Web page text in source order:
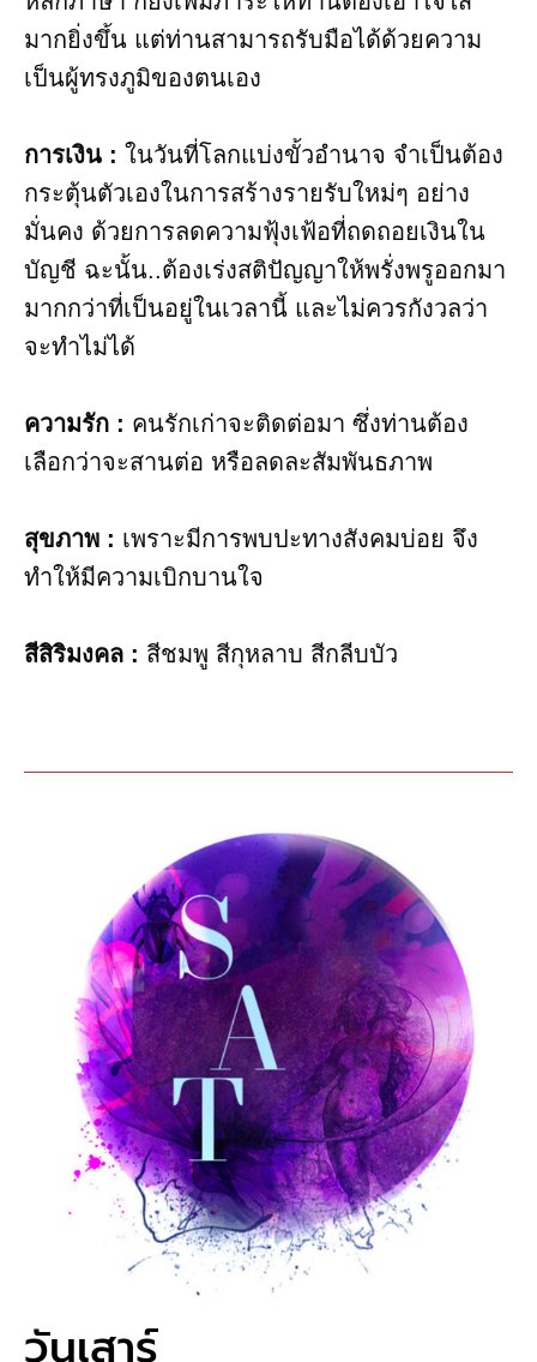
มากยิ่งขึ้น แต่ท่านสามารถรับมือได้ด้วยความ
เป็นผู้ทรงภูมิของตนเอง
การเงิน : ในวันที่โลกแบ่งขั้วอำนาจ จำเป็นต้อง
กระตุ้นตัวเองในการสร้างรายรับใหม่ๆ อย่าง
มั่นคง ด้วยการลดความฟุ้งเฟ้อที่ถดถอยเงินใน
บัญชี ฉะนั้น..ต้องเร่งสติปัญญาให้พรั่งพรูออกมา
มากกว่าที่เป็นอยู่ในเวลานี้ และไม่ควรกังวลว่า
จะทำไม่ได้
ความรัก : คนรักเก่าจะติดต่อมา ซึ่งท่านต้อง
เลือกว่าจะสานต่อ หรือลดละสัมพันธภาพ
สุขภาพ : เพราะมีการพบปะทางสังคมบ่อย จึง
ทำให้มีความเบิกบานใจ
สีสิริมงคล : สีชมพู สีกุหลาบ สีกลีบบัว
วันเสาร์